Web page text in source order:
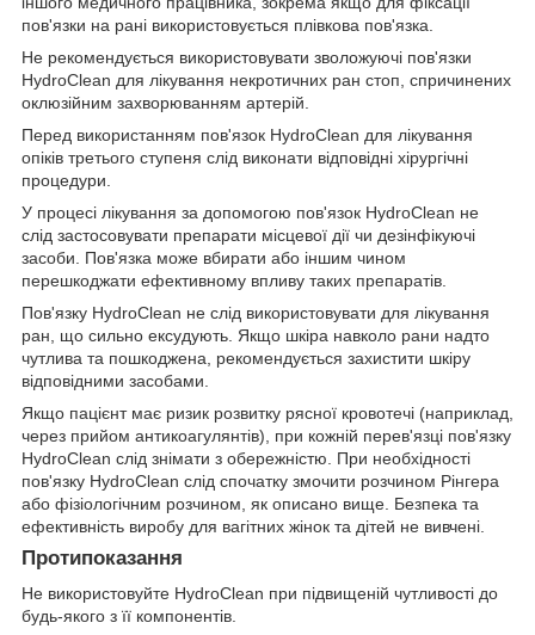
пов'язки на рані використовується плівкова пов'язка.
Не рекомендується використовувати зволожуючі пов'язки
HydroClean для лікування некротичних ран стоп, спричинених
оклюзійним захворюванням артерій.
Перед використанням пов'язок HydroClean для лікування
опіків третього ступеня слід виконати відповідні хірургічні
процедури.
У процесі лікування за допомогою пов'язок HydroClean не
слід застосовувати препарати місцевої дії чи дезінфікуючі
засоби. Пов'язка може вбирати або іншим чином
перешкоджати ефективному впливу таких препаратів.
Пов'язку HydroClean не слід використовувати для лікування
ран, що сильно ексудують. Якщо шкіра навколо рани надто
чутлива та пошкоджена, рекомендується захистити шкіру
відповідними засобами.
Якщо пацієнт має ризик розвитку рясної кровотечі (наприклад,
через прийом антикоагулянтів), при кожній перев'язці пов'язку
HydroClean слід знімати з обережністю. При необхідності
пов'язку HydroClean слід спочатку змочити розчином Рінгера
або фізіологічним розчином, як описано вище. Безпека та
ефективність виробу для вагітних жінок та дітей не вивчені.
Протипоказання
Не використовуйте HydroClean при підвищеній чутливості до
будь-якого з її компонентів.